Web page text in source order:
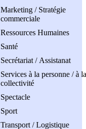
Marketing / Stratégie
commerciale
Ressources Humaines
Santé
Secrétariat / Assistanat
Services à la personne / à la
collectivité
Spectacle
Sport
Transport / Logistique